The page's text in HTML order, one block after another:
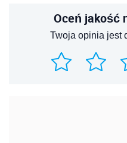
Oceń jakość
Twoja opinia jest